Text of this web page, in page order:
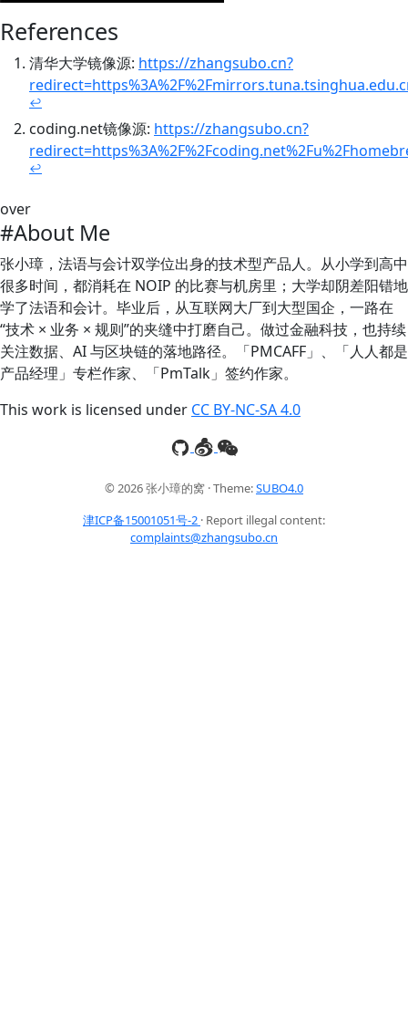
References
清华大学镜像源: https://zhangsubo.cn?
↩
coding.net镜像源: https://zhangsubo.cn?
↩
over
#About Me
张小璋，法语与会计双学位出身的技术型产品人。从小学到高中
很多时间，都消耗在 NOIP 的比赛与机房里；大学却阴差阳错地
学了法语和会计。毕业后，从互联网大厂到大型国企，一路在
“技术 × 业务 × 规则”的夹缝中打磨自己。做过金融科技，也持续
关注数据、AI 与区块链的落地路径。「PMCAFF」、「人人都是
产品经理」专栏作家、「PmTalk」签约作家。
This work is licensed under CC BY-NC-SA 4.0
© 2026 张小璋的窝 · Theme:SUBO4.0
津ICP备15001051号-2 · Report illegal content:
complaints@zhangsubo.cn